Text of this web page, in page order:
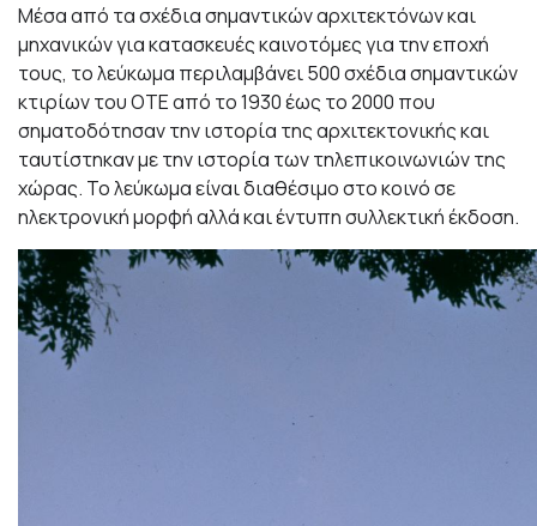
Μέσα από τα σχέδια σημαντικών αρχιτεκτόνων και
μηχανικών για κατασκευές καινοτόμες για την εποχή
τους, το λεύκωμα περιλαμβάνει 500 σχέδια σημαντικών
κτιρίων του ΟΤΕ από το 1930 έως το 2000 που
σηματοδότησαν την ιστορία της αρχιτεκτονικής και
ταυτίστηκαν με την ιστορία των τηλεπικοινωνιών της
χώρας. Το λεύκωμαείναι διαθέσιμο στο κοινό σε
ηλεκτρονικήμορφή αλλά και έντυπη συλλεκτική έκδοση.